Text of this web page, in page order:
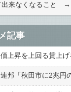
出来なくなること
記事
邦「秋田市に2兆円